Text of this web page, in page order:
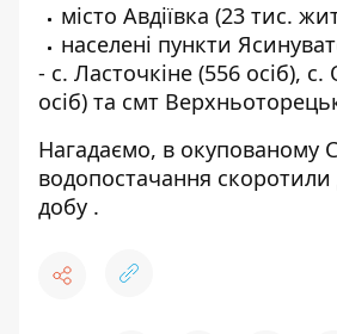
місто Авдіївка (23 тис.
населені пункти
- с. Ласточкіне (556 осіб),
осіб) та смт
Нагадаємо, в окупованому
водопостачання
добу .